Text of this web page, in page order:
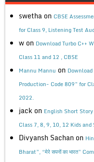
swetha on CBSE
for Class 9, Listening Test
w on Download Turbo C++
Class 11 and 12 , CBSE
Mannu Mannu on
Production- Code 809” for
2022.
jack on English Short
Class 7, 8, 9, 10, 12 Kids
Divyansh Sachan on
Bharat”, “मेरे सपनों का भारत”